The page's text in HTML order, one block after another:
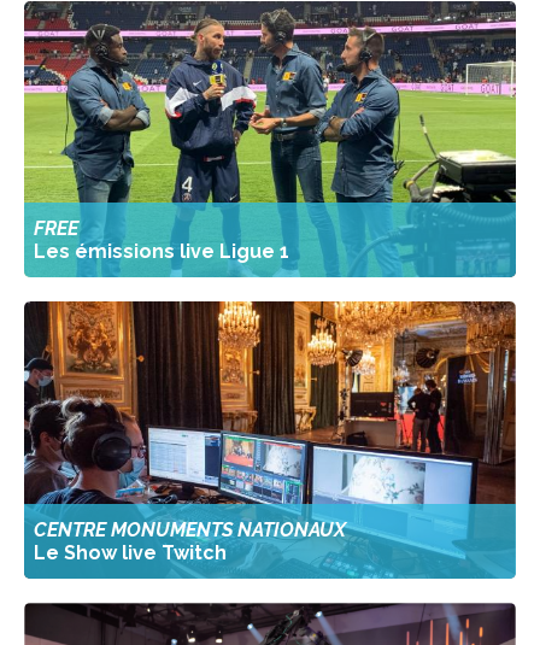
FREE
Les émissions live Ligue 1
CENTRE MONUMENTS NATIONAUX
Le Show live Twitch